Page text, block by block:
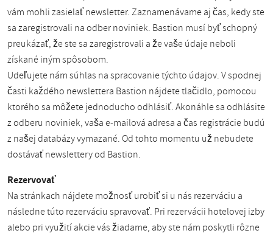
vám mohli zasielať newsletter. Zaznamenávame aj čas, kedy ste
sa zaregistrovali na odber noviniek. Bastion musí byť schopný
preukázať, že ste sa zaregistrovali a že vaše údaje neboli
získané iným spôsobom.
Udeľujete nám súhlas na spracovanie týchto údajov. V spodnej
časti každého newslettera Bastion nájdete tlačidlo, pomocou
ktorého sa môžete jednoducho odhlásiť. Akonáhle sa odhlásite
z odberu noviniek, vaša e-mailová adresa a čas registrácie budú
z našej databázy vymazané. Od tohto momentu už nebudete
dostávať newslettery od Bastion.
Rezervovať
Na stránkach nájdete možnosť urobiť si u nás rezerváciu a
následne túto rezerváciu spravovať. Pri rezervácii hotelovej izby
alebo pri využití akcie vás žiadame, aby ste nám poskytli rôzne